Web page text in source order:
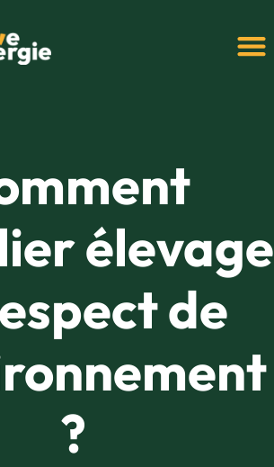
élevage
de
?